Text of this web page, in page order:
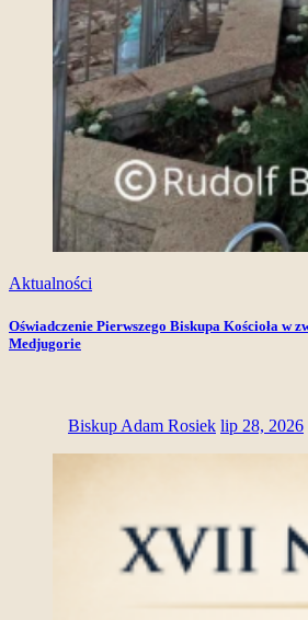
Aktualności
Oświadczenie Pierwszego Biskupa Kościoła w
Medjugorie
Biskup Adam Rosiek lip 28, 2026